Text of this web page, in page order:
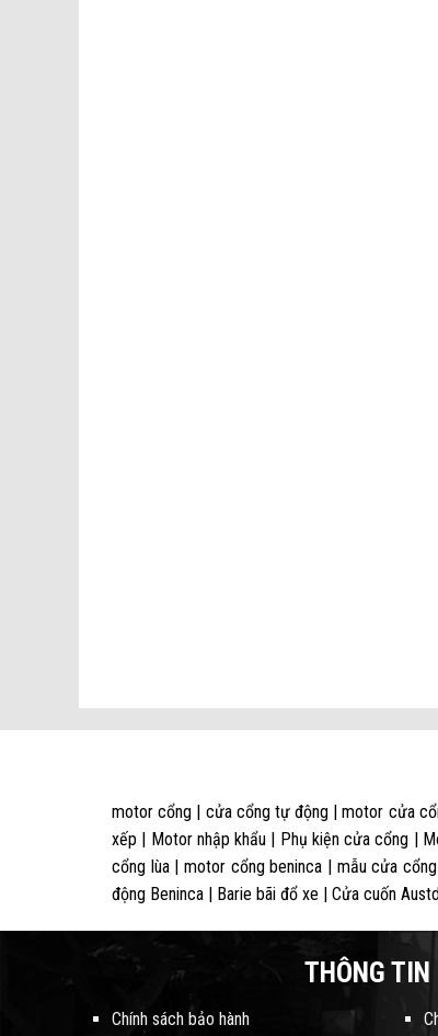
motor cổng | cửa cổng tự động | motor cửa
xếp | Motor nhập khẩu | Phụ kiện cửa cổng |
cổng lùa | motor cổng beninca | mẫu cửa
động Beninca | Barie bãi đổ xe | Cửa cuốn
THÔNG
Chính sách bảo hành